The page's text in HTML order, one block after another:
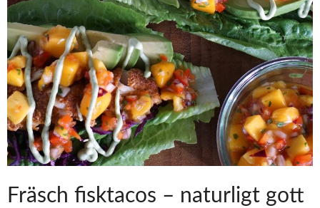
Fräsch fisktacos – naturligt gott